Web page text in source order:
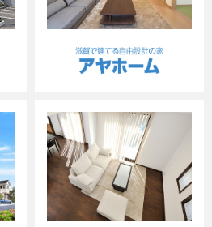
てあります。
ある保険会社は、
ン株式会社
japan.co.jp/）
サービス提供のための郵便
ル等による営業活動に利用し
いただいていたお客様につい
ビスのために利用することが